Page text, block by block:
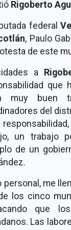
Rigoberto
federal
, Paulo
de este
a
que
muy buen
del
un trabajo
de un
personal, me
los cinco
que
Las